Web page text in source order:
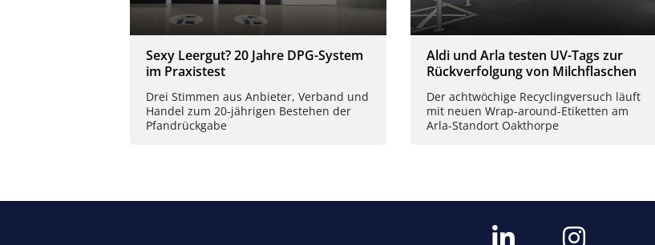
Sexy Leergut? 20 Jahre DPG-System
im Praxistest
Drei Stimmen aus Anbieter, Verband und
Handel zum 20-jährigen Bestehen der
Pfandrückgabe
Aldi und Arla testen UV-Tags zur
Rückverfolgung von Milchflaschen
Der achtwöchige Recyclingversuch läuft
mit neuen Wrap-around-Etiketten am
Arla-Standort Oakthorpe